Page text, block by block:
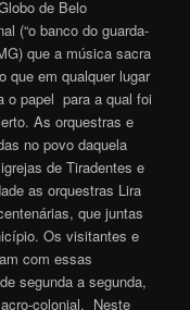
de Belo
(“o banco do guarda-
que a música sacra
que em qualquer lugar
o papel para a qual foi
As orquestras e
no povo daquela
de Tiradentes e
as orquestras Lira
que juntas
Os visitantes e
com essas
segunda a segunda,
colonial. Neste